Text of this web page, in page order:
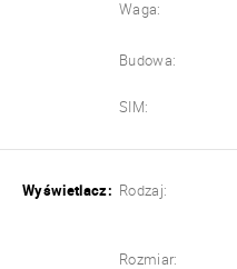
Waga:
Budowa:
SIM:
Wyświetlacz: Rodzaj:
Rozmiar: